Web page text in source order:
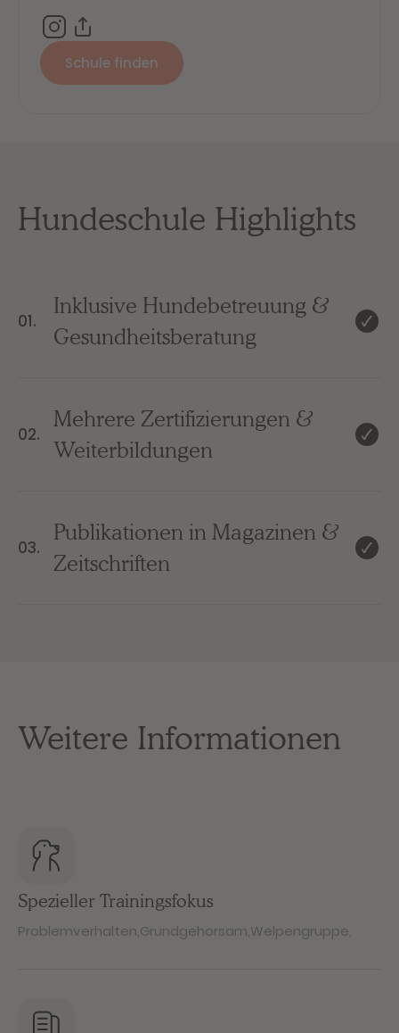
Schule finden
Hundeschule Highlights
01.
Inklusive Hundebetreuung &
Gesundheitsberatung
02.
Mehrere Zertifizierungen &
Weiterbildungen
03.
Publikationen in Magazinen &
Zeitschriften
Weitere Informationen
Spezieller Trainingsfokus
Problemverhalten,Grundgehorsam,Welpengruppe,